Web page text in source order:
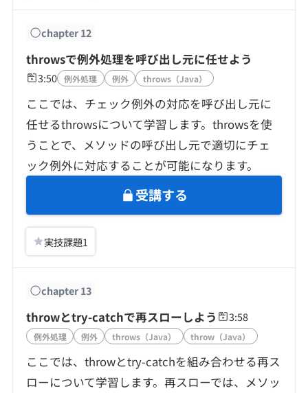
chapter12
throwsで例外処理を呼び出し元に任せよう
3:50 例外処理 例外 throws（Java）
ここでは、チェック例外の対応を呼び出し元に
任せるthrowsについて学習します。throwsを使
うことで、メソッドの呼び出し元で適切にチェ
ック例外に対応することが可能になります。
受講する
実技課題1
chapter13
throwとtry-catchで再スローしよう 3:58
例外処理 例外 throws（Java） throw（Java）
ここでは、throwとtry-catchを組み合わせる再ス
ローについて学習します。再スローでは、メソッ